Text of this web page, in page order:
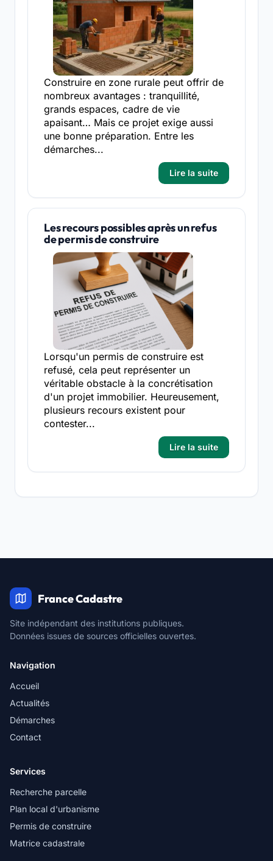
Construire en zone rurale peut offrir de
nombreux avantages : tranquillité,
grands espaces, cadre de vie
apaisant… Mais ce projet exige aussi
une bonne préparation. Entre les
démarches...
Lire la suite
Les recours possibles après un refus
de permis de construire
Lorsqu'un permis de construire est
refusé, cela peut représenter un
véritable obstacle à la concrétisation
d'un projet immobilier. Heureusement,
plusieurs recours existent pour
contester...
Lire la suite
France Cadastre
Site indépendant des institutions publiques.
Données issues de sources officielles ouvertes.
Navigation
Accueil
Actualités
Démarches
Contact
Services
Recherche parcelle
Plan local d'urbanisme
Permis de construire
Matrice cadastrale